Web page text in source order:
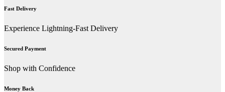
Fast Delivery
Experience Lightning-Fast Delivery
Secured Payment
Shop with Confidence
Money Back